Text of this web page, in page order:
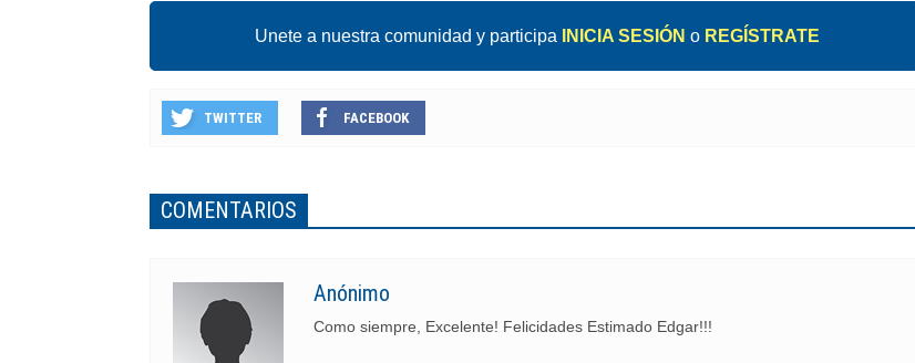
Unete a nuestra comunidad y participa INICIA SESIÓN o REGÍSTRATE
TWITTER FACEBOOK
COMENTARIOS
Anónimo
Como siempre, Excelente! Felicidades Estimado Edgar!!!